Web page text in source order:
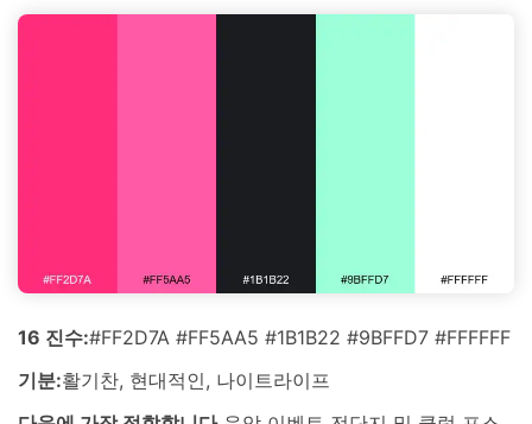
16 진수:#FF2D7A #FF5AA5 #1B1B22 #9BFFD7 #FFFFFF
기분:활기찬, 현대적인, 나이트라이프